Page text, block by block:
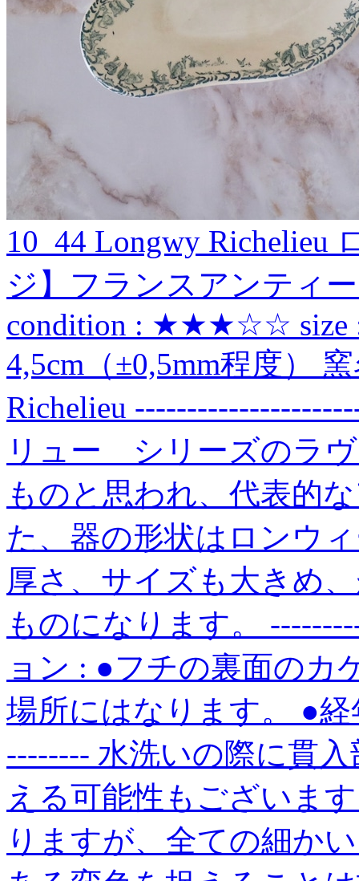
10_44 Longwy Richelieu
ジ】フランスアンティ
condition : ★★★☆☆ size :
4,5cm（±0,5mm程度）
Richelieu
リュー シリーズのラ
ものと思われ、代表的
た、器の形状はロンウ
厚さ、サイズも大きめ
ものになります。
ョン : ●フチの裏面のカ
場所にはなります。 ●
-------- 水洗いの際に貫
える可能性もございま
りますが、全ての細か